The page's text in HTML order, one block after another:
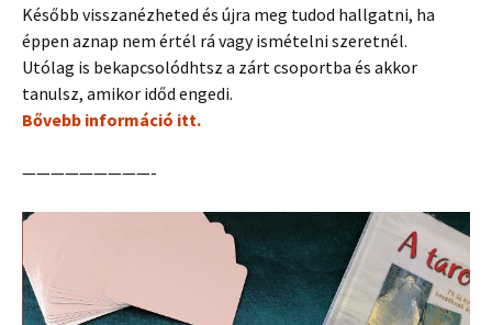
Később visszanézheted és újra meg tudod hallgatni, ha
éppen aznap nem értél rá vagy ismételni szeretnél.
Utólag is bekapcsolódhtsz a zárt csoportba és akkor
tanulsz, amikor időd engedi.
Bővebb információ itt.
—————————-